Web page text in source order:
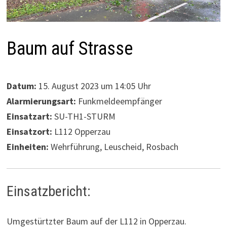
Baum auf Strasse
Datum: 15. August 2023 um 14:05 Uhr
Alarmierungsart: Funkmeldeempfänger
Einsatzart: SU-TH1-STURM
Einsatzort: L112 Opperzau
Einheiten: Wehrführung, Leuscheid, Rosbach
Einsatzbericht:
Umgestürtzter Baum auf der L112 in Opperzau.